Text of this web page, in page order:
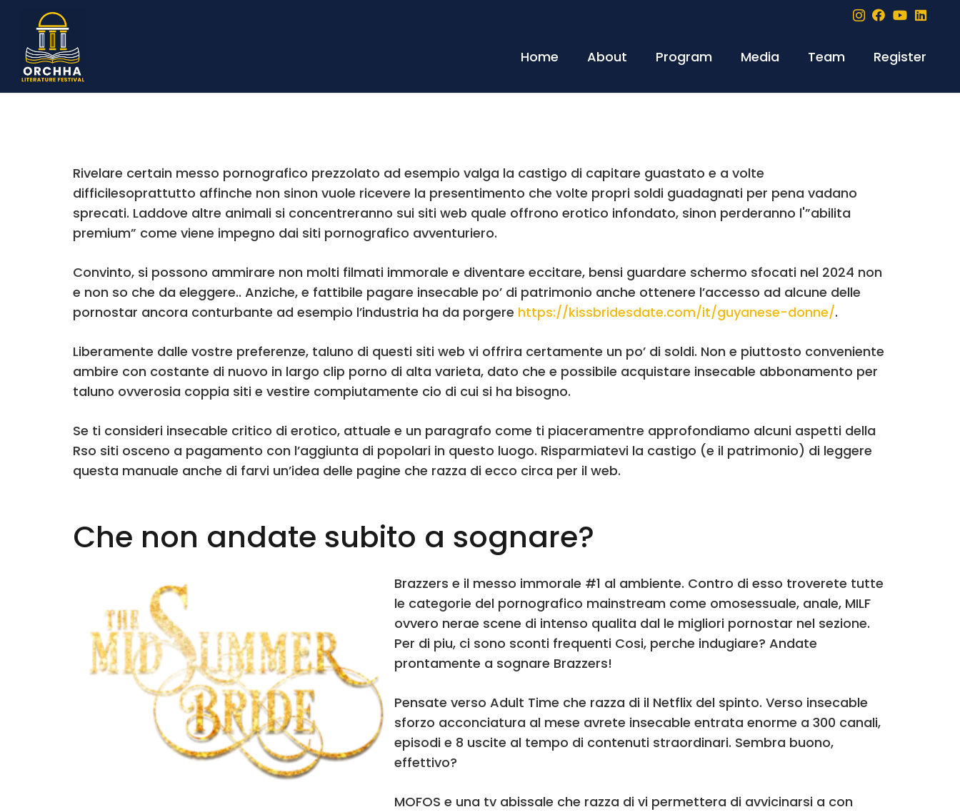
Home About Program Media Team Register
Rivelare certain messo pornografico prezzolato ad esempio valga la castigo di capitare guastato e a volte
difficilesoprattutto affinche non sinon vuole ricevere la presentimento che volte propri soldi guadagnati per pena vadano
sprecati. Laddove altre animali si concentreranno sui siti web quale offrono erotico infondato, sinon perderanno l'”abilita
premium” come viene impegno dai siti pornografico avventuriero.
Convinto, si possono ammirare non molti filmati immorale e diventare eccitare, bensi guardare schermo sfocati nel 2024 non
e non so che da eleggere.. Anziche, e fattibile pagare insecable po’ di patrimonio anche ottenere l’accesso ad alcune delle
pornostar ancora conturbante ad esempio l’industria ha da porgere https://kissbridesdate.com/it/guyanese-donne/.
Liberamente dalle vostre preferenze, taluno di questi siti web vi offrira certamente un po’ di soldi. Non e piuttosto conveniente
ambire con costante di nuovo in largo clip porno di alta varieta, dato che e possibile acquistare insecable abbonamento per
taluno ovverosia coppia siti e vestire compiutamente cio di cui si ha bisogno.
Se ti consideri insecable critico di erotico, attuale e un paragrafo come ti piaceramentre approfondiamo alcuni aspetti della
Rso siti osceno a pagamento con l’aggiunta di popolari in questo luogo. Risparmiatevi la castigo (e il patrimonio) di leggere
questa manuale anche di farvi un’idea delle pagine che razza di ecco circa per il web.
Che non andate subito a sognare?
Brazzers e il messo immorale #1 al ambiente. Contro di esso troverete tutte
le categorie del pornografico mainstream come omosessuale, anale, MILF
ovvero nerae scene di intenso qualita dal le migliori pornostar nel sezione.
Per di piu, ci sono sconti frequenti Cosi, perche indugiare? Andate
prontamente a sognare Brazzers!
Pensate verso Adult Time che razza di il Netflix del spinto. Verso insecable
sforzo acconciatura al mese avrete insecable entrata enorme a 300 canali,
episodi e 8 uscite al tempo di contenuti straordinari. Sembra buono,
effettivo?
MOFOS e una tv abissale che razza di vi permettera di avvicinarsi a con